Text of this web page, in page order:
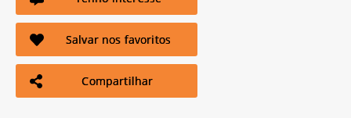
Salvar nos favoritos
Compartilhar